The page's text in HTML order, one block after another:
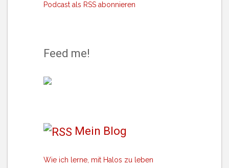
Podcast als RSS abonnieren
Feed me!
Mein Blog
Wie ich lerne, mit Halos zu leben